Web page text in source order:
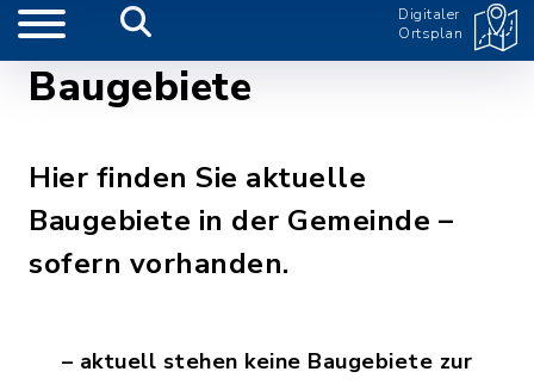
Digitaler
Ortsplan
Baugebiete
Hier finden Sie aktuelle
Baugebiete in der Gemeinde –
sofern vorhanden.
– aktuell stehen keine Baugebiete zur